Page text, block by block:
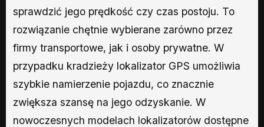
sprawdzić jego prędkość czy czas postoju. To
rozwiązanie chętnie wybierane zarówno przez
firmy transportowe, jak i osoby prywatne. W
przypadku kradzieży lokalizator GPS umożliwia
szybkie namierzenie pojazdu, co znacznie
zwiększa szansę na jego odzyskanie. W
nowoczesnych modelach lokalizatorów dostępne